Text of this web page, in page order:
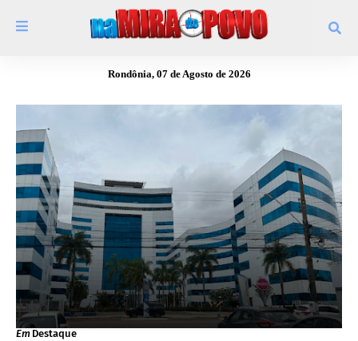
Rondônia, 07 de Agosto de 2026
Em Destaque